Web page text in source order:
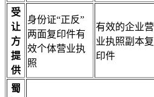
受
让
方
提
供
身份证“正反”
两面复印件有
效个体营业执
照
有效的企业营
业执照副本复
印件
蜀